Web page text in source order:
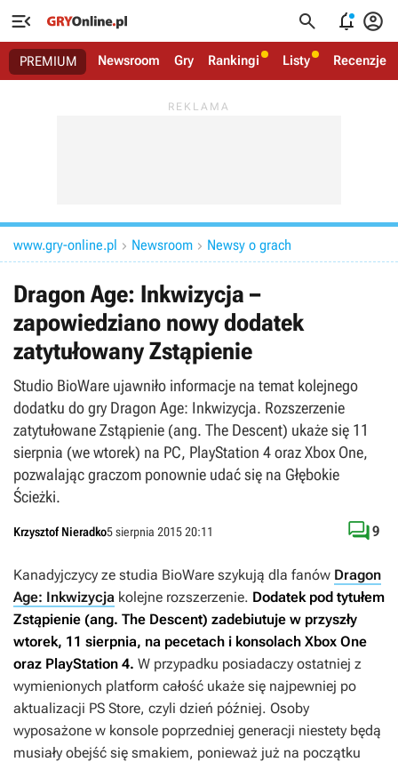
   
PREMIUM Newsroom Gry Rankingi Listy Recenzje
www.gry-online.pl  Newsroom  Newsy o grach
Dragon Age: Inkwizycja –
zapowiedziano nowy dodatek
zatytułowany Zstąpienie
Studio BioWare ujawniło informacje na temat kolejnego
dodatku do gry Dragon Age: Inkwizycja. Rozszerzenie
zatytułowane Zstąpienie (ang. The Descent) ukaże się 11
sierpnia (we wtorek) na PC, PlayStation 4 oraz Xbox One,
pozwalając graczom ponownie udać się na Głębokie
Ścieżki.
Krzysztof Nieradko5 sierpnia 2015 20:11 9
Kanadyjczycy ze studia BioWare szykują dla fanów Dragon
Age: Inkwizycja kolejne rozszerzenie. Dodatek pod tytułem
Zstąpienie (ang. The Descent) zadebiutuje w przyszły
wtorek, 11 sierpnia, na pecetach i konsolach Xbox One
oraz PlayStation 4. W przypadku posiadaczy ostatniej z
wymienionych platform całość ukaże się najpewniej po
aktualizacji PS Store, czyli dzień później. Osoby
wyposażone w konsole poprzedniej generacji niestety będą
musiały obejść się smakiem, ponieważ już na początku